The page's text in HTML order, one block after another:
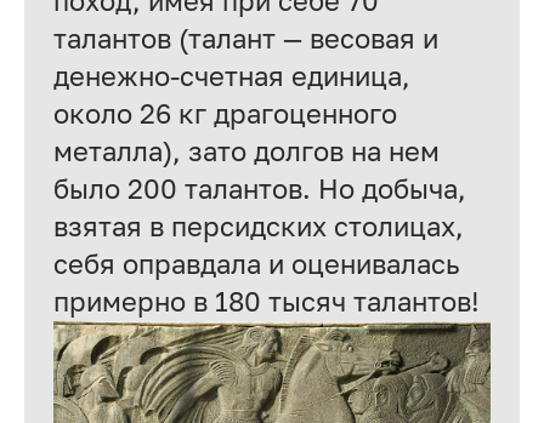
талантов (талант — весовая и
денежно-счетная единица,
около 26 кг драгоценного
металла), зато долгов на нем
было 200 талантов. Но добыча,
взятая в персидских столицах,
себя оправдала и оценивалась
примерно в 180 тысяч талантов!